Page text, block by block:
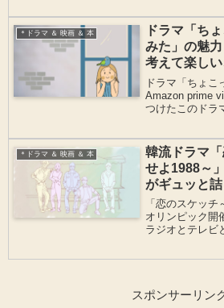
リッシュに生き
いた何か見つか
＊ドラマ ＆ 映画 ＆ 本
ドラマ「ち
みた」の魅
考えて楽し
い。
ドラマ「ちょ
Amazon prime
つけたこのドラ
そんなドラマで
＊ドラマ ＆ 映画 ＆ 本
韓流ドラマ
せよ1988～
がギュッと
「恋のスケッ
オリンピック開
ラジオとテレビ
スポンサーリン